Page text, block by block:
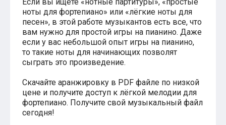
Король лев (2019)
Брат-2
Властелин колец: Братство Кольца
Гордость и предубеждение
Классическая музыка
Времена года - Вивальди
Сонаты Бетховена
Ноты для вальса
Из мультфильмов
Король лев
Холодное сердце
Если вы ищете «нотные партитуры», «простые
ноты для фортепиано» или «лёгкие ноты для
песен», в этой работе музыкантов есть все, что
вам нужно для простой игры на пианино. Даже
если у вас небольшой опыт игры на пианино,
то такие ноты для начинающих позволят
сыграть это произведение.
Скачайте аранжировку в PDF файле по низкой
цене и получите доступ к лёгкой мелодии для
фортепиано. Получите свой музыкальный файл
сегодня!